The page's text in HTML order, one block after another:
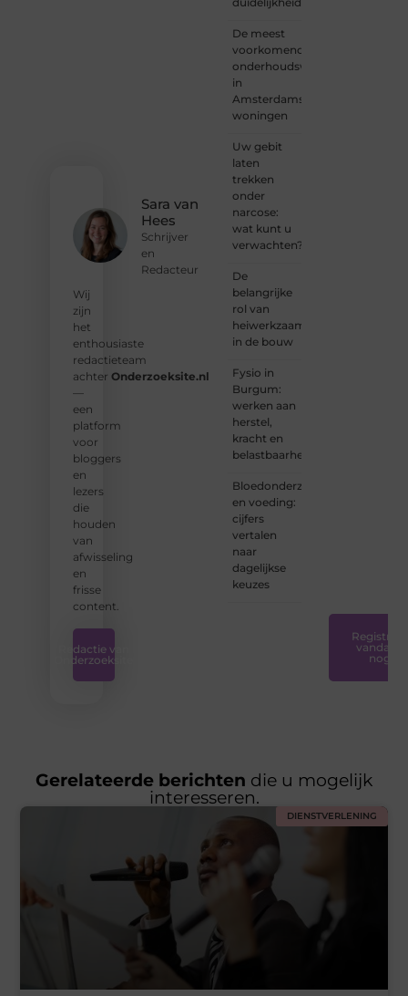
Sara van
Hees
Schrijver
en
Redacteur
Wij
zijn
het
enthousiaste
redactieteam
achter Onderzoeksite.nl
—
een
platform
voor
bloggers
en
lezers
die
houden
van
afwisseling
en
frisse
content.
Redactie van
Onderzoeksite
De meest
voorkomende
onderhoudswerkzaamheden
in
Amsterdamse
woningen
Uw gebit
laten
trekken
onder
narcose:
wat kunt u
verwachten?
De
belangrijke
rol van
heiwerkzaamheden
in de bouw
Fysio in
Burgum:
werken aan
herstel,
kracht en
belastbaarheid
Bloedonderzoek
en voeding:
cijfers
vertalen
naar
dagelijkse
keuzes
Registreer
vandaag
nog
Gerelateerde berichten die u mogelijk
interesseren.
DIENSTVERLENING